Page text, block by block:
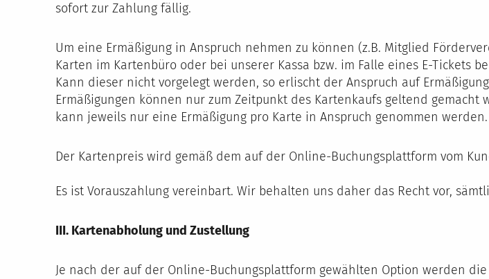
sofort zur Zahlung fällig.
Um eine Ermäßigung in Anspruch nehmen zu können (z.B. Mitglied
Karten im Kartenbüro oder bei unserer Kassa bzw. im Falle eines E-Tickets
Kann dieser nicht vorgelegt werden, so erlischt der Anspruch auf
Ermäßigungen können nur zum Zeitpunkt des Kartenkaufs geltend
kann jeweils nur eine Ermäßigung pro Karte in Anspruch genommen werden.
Der Kartenpreis wird gemäß dem auf der Online-Buchungsplattform vom
Es ist Vorauszahlung vereinbart. Wir behalten uns daher das Recht vor,
III. Kartenabholung und Zustellung
Je nach der auf der Online-Buchungsplattform gewählten Option werden